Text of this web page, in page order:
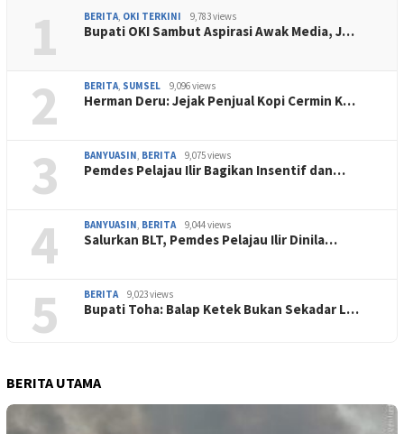
1 BERITA, OKI TERKINI 9,783 views
Bupati OKI Sambut Aspirasi Awak Media, J…
2 BERITA, SUMSEL 9,096 views
Herman Deru: Jejak Penjual Kopi Cermin K…
3 BANYUASIN, BERITA 9,075 views
Pemdes Pelajau Ilir Bagikan Insentif dan…
4 BANYUASIN, BERITA 9,044 views
Salurkan BLT, Pemdes Pelajau Ilir Dinila…
5 BERITA 9,023 views
Bupati Toha: Balap Ketek Bukan Sekadar L…
BERITA UTAMA